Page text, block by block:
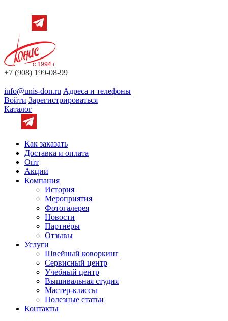
+7 (908) 199-08-99
info@unis-don.ru Адреса и телефоны
Войти Зарегистрироваться
Каталог
Как заказать
Доставка и оплата
Опт
Акции
Компания
История
Мероприятия
Фотогалерея
Новости
Партнёры
Отзывы
Услуги
Швейный коворкинг
Сервисный центр
Учебный центр
Вышивальная студия
Мастер-классы
Полезные статьи
Контакты